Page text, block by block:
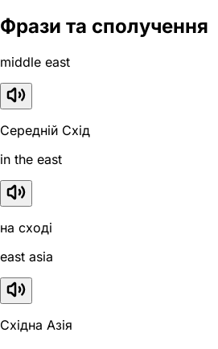
Фрази та сполучення
middle east
Середній Схід
in the east
на сході
east asia
Східна Азія